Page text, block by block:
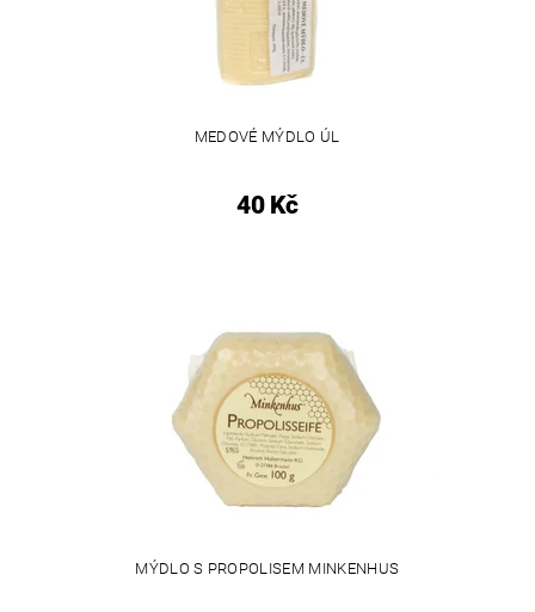
MEDOVÉ MÝDLO ÚL
40 Kč
MÝDLO S PROPOLISEM MINKENHUS